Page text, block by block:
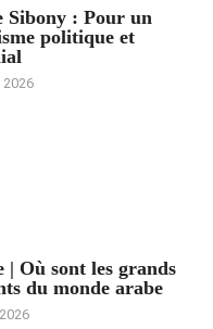
Sibony : Pour un
politique et
2026
| Où sont les grands
du monde arabe